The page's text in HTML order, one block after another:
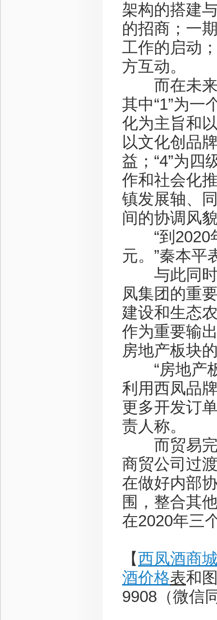
架构的搭建
的招商；一
工作的启动
方互动。
而在未来
其中“1”为一
化为主旨和
以文化创品
益；“4”为四
作和社会化
镇发展轴、
间的协调风
“到2020年
元。”秦本平
与此同时
凤集团的重
建设和生态
作为重要输
房地产板块
“房地产板
利用西凤品
更多开发订
责人称。
而贸易完
商贸公司过
在做好内部
围，整合其
在2020年三
【西凤酒商
酒价格表和
9908（微信